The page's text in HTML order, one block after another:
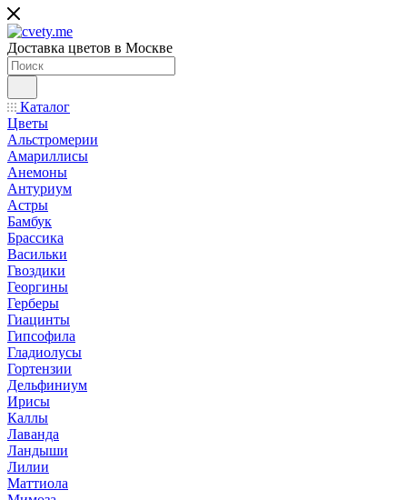
Доставка цветов в Москве
Каталог
Цветы
Альстромерии
Амариллисы
Анемоны
Антуриум
Астры
Бамбук
Брассика
Васильки
Гвоздики
Георгины
Герберы
Гиацинты
Гипсофила
Гладиолусы
Гортензии
Дельфиниум
Ирисы
Каллы
Лаванда
Ландыши
Лилии
Маттиола